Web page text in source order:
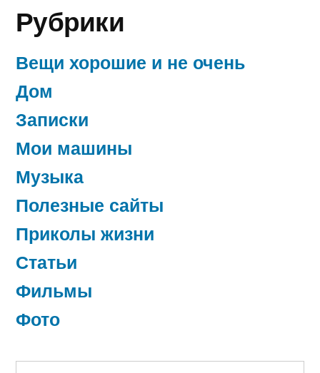
Рубрики
Вещи хорошие и не очень
Дом
Записки
Мои машины
Музыка
Полезные сайты
Приколы жизни
Статьи
Фильмы
Фото